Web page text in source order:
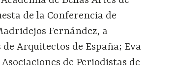
de la Conferencia de
Fernández, a
Arquitectos de España; Eva
de Periodistas de